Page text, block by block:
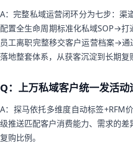
A：完整私域运营闭环分为七步：
配置全生命周期标准化私域SOP→
员工离职完整移交客户运营档案→通
落地整套体系，从获客沉淀到长期
Q：上万私域客户统一发活
A：探马依托多维度自动标签+RFM
级推送匹配客户消费能力、需求的
复购比例。